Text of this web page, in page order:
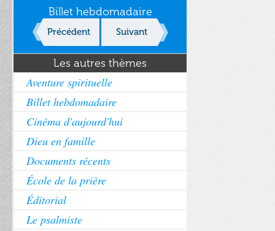
Billet hebdomadaire
Précédent Suivant
Les autres thèmes
Aventure spirituelle
Billet hebdomadaire
Cinéma d'aujourd'hui
Dieu en famille
Documents récents
École de la prière
Éditorial
Le psalmiste